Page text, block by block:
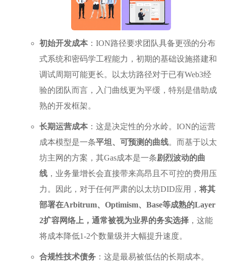
初始开发成本 ：ION路径要求团队具备更强的分布
式系统和密码学工程能力，初期的基础设施搭建和
调试周期可能更长。以太坊路径对于已有Web3经
验的团队而言，入门曲线更为平缓，特别是借助成
熟的开发框架。
长期运营成本 ：这是决定性的分水岭。ION的运营
成本模型是一条平坦、可预测的曲线。而基于以太
坊主网的方案，其Gas成本是一条剧烈波动的曲
线 ，业务量增长会直接带来高昂且不可控的费用压
力。因此，对于任何严肃的以太坊DID应用，将其
部署在Arbitrum、Optimism、Base等成熟的Layer
2扩容网络上，通常被视为业界的务实选择 ，这能
将成本降低1-2个数量级并大幅提升速度。
合规性技术债务 ：这是最易被低估的长期成本。